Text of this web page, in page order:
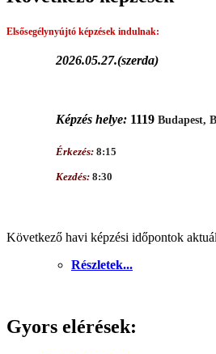
Elsősegélynyújtó képzések indulnak:
2026.05.27.(szerda)
Képzés helye: 1119Budapest,
Érkezés:8:15
Kezdés: 8:30
Következő havi képzési időpontok
Részletek...
Gyors elérések: